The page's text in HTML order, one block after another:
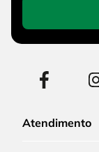
Atendimento